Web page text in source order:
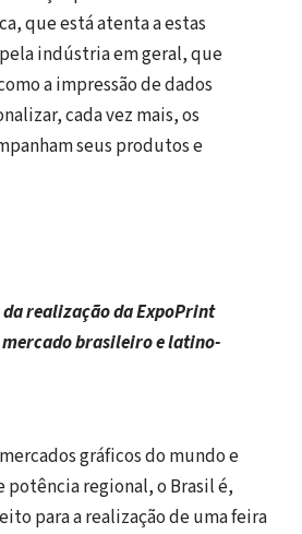
que está atenta a estas
indústria em geral, que
a impressão de dados
cada vez mais, os
seus produtos e
realização da ExpoPrint
brasileiro e latino-
gráficos do mundo e
potência regional, o Brasil é,
para a realização de uma feira